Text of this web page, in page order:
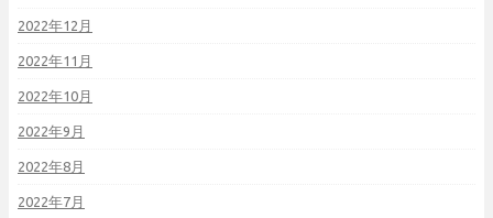
2022年12月
2022年11月
2022年10月
2022年9月
2022年8月
2022年7月